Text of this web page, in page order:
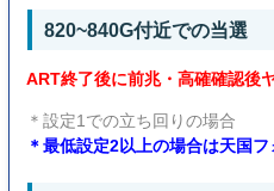
820~840G付近での当選
ART終了後に前兆・高確確認後ヤ
＊設定1での立ち回りの場合
＊最低設定2以上の場合は天国フ